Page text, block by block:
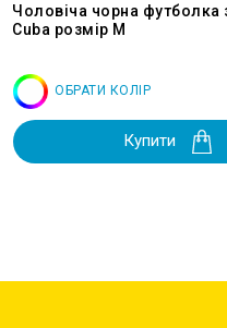
Чоловіча чорна футболка
Cuba розмір M
ОБРАТИ КОЛІР
Купити